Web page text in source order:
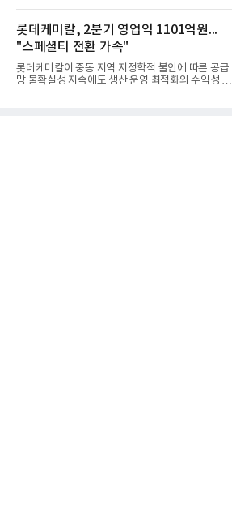
분야를
체별로 엇갈린 가운데 하반기 신작 흥행과 해외 시장
성과가 실적을 좌우할 핵심 변수로 떠오르고 있다.8일
업계에 따르면 올해 상반기 게임업계는 기업별 성적
표가 크게 갈렸다. 대표적으로 크래프톤은 'PUBG: 배
틀그라운드'의 안정적인 성장에 힘입어 상반기 연결
기준 매출 2조6616억원, 영업이익 9725억원으로 역
대 최대 실적을 기록했다. 엔씨도 올해 출시한 '아이온
롯데케미칼, 2분기 영업익 1101억원...
"스페셜티 전환 가속"
롯데케미칼이 중동 지역 지정학적 불안에 따른 공급
망 불확실성 지속에도 생산 운영 최적화와 수익성 중